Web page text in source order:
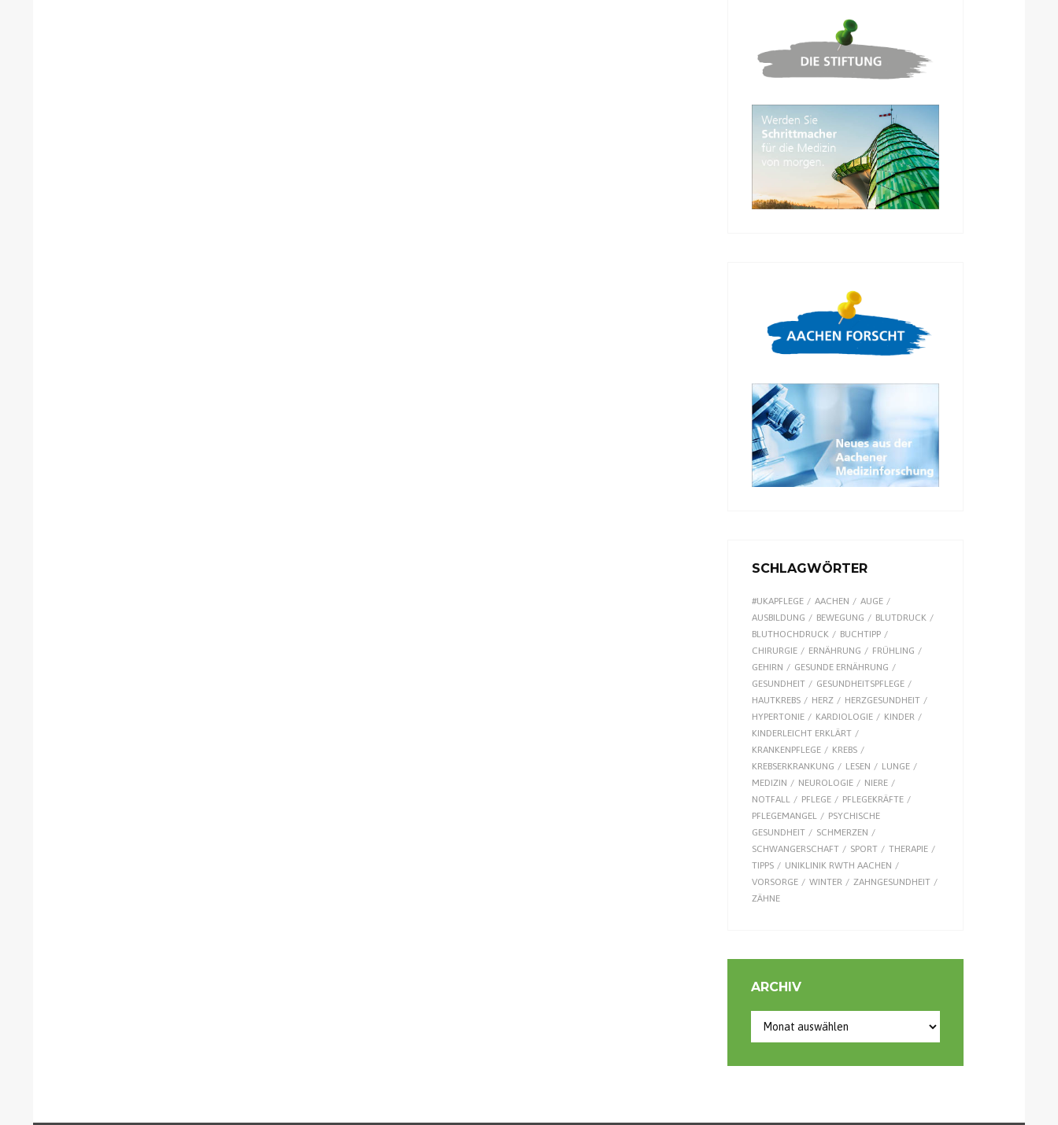
SCHLAGWÖRTER
#UKAPFLEGE AACHEN
AUGE
AUSBILDUNG
BEWEGUNG
BLUTDRUCK
BLUTHOCHDRUCK
BUCHTIPP
CHIRURGIE
ERNÄHRUNG
FRÜHLING
GEHIRN
GESUNDE ERNÄHRUNG
GESUNDHEIT
GESUNDHEITSPFLEGE
HAUTKREBS
HERZ
HERZGESUNDHEIT
HYPERTONIE
KARDIOLOGIE
KINDER
KINDERLEICHT ERKLÄRT
KRANKENPFLEGE
KREBS
KREBSERKRANKUNG
LESEN
LUNGE
MEDIZIN
NEUROLOGIE
NIERE
NOTFALL
PFLEGE
PFLEGEKRÄFTE
PFLEGEMANGEL
PSYCHISCHE
GESUNDHEIT
SCHMERZEN
SCHWANGERSCHAFT
SPORT
THERAPIE
TIPPS
UNIKLINIK RWTH AACHEN
VORSORGE
WINTER
ZAHNGESUNDHEIT
ZÄHNE
ARCHIV